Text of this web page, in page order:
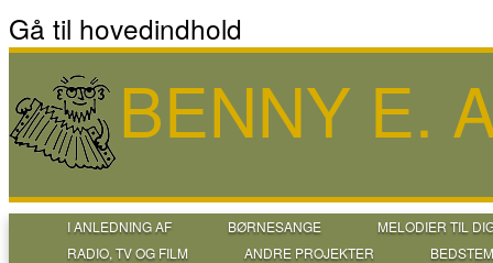
Gå til hovedindhold
BENNY E.
I ANLEDNING AF BØRNESANGE
MELODIER TIL
RADIO, TV OG FILM
ANDRE PROJEKTER